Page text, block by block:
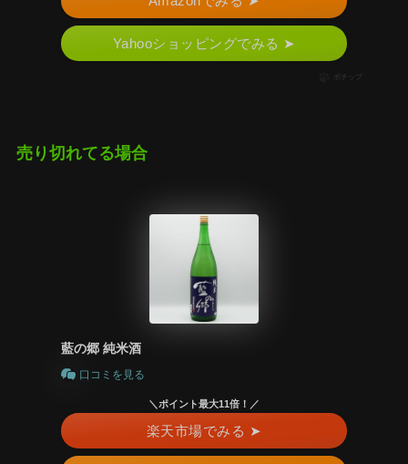
Yahooショッピングでみる ➤
ポチップ
売り切れてる場合
藍の郷 純米酒
口コミを見る
＼ポイント最大11倍！／
楽天市場でみる ➤